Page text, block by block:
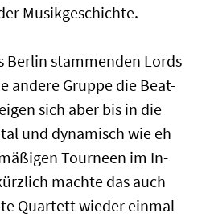
Musikgeschichte.
Berlin stammenden Lords
andere Gruppe die Beat-
sich aber bis in die
und dynamisch wie eh
Tourneen im In-
machte das auch
Quartett wieder einmal